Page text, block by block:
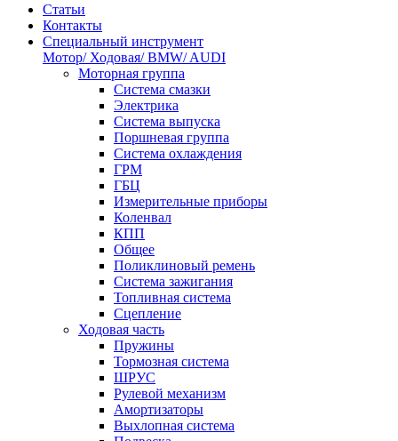
Статьи
Контакты
Специальный инструмент
Мотор/ Ходовая/ BMW/ AUDI
Моторная группа
Система смазки
Электрика
Система выпуска
Поршневая группа
Система охлаждения
ГРМ
ГБЦ
Измерительные приборы
Коленвал
КПП
Общее
Поликлиновый ремень
Система зажигания
Топливная система
Сцепление
Ходовая часть
Пружины
Тормозная система
ШРУС
Рулевой механизм
Амортизаторы
Выхлопная система